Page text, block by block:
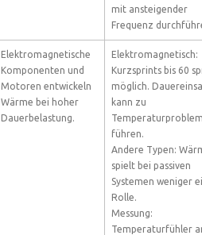
mit ansteigender
Frequenz
Elektromagnetische
Komponenten und
Motoren entwickeln
Wärme bei hoher
Dauerbelastung.
Elektromagnetisch:
Kurzsprints bis 60
möglich.
kann zu
führen.
Andere Typen:
spielt bei passiven
Systemen weniger
Rolle.
Messung:
Temperaturfühler